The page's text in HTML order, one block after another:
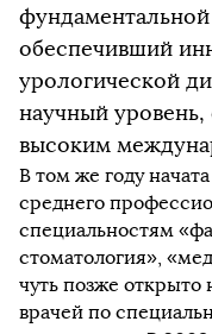
обеспечивший
урологической
научный
высоким
В том же году
среднего
специальностям
стоматология»,
чуть позже открыто
врачей по